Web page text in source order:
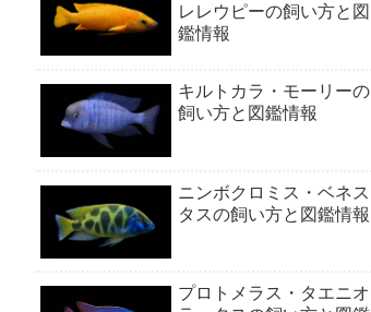
レレウピーの飼い方と図
鑑情報
キルトカラ・モーリーの
飼い方と図鑑情報
ニンボクロミス・ベネス
タスの飼い方と図鑑情報
プロトメラス・タエニオ